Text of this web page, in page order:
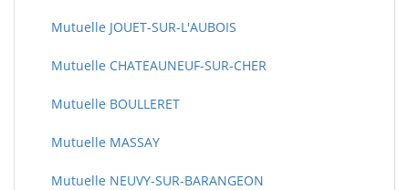
Mutuelle JOUET-SUR-L'AUBOIS
Mutuelle CHATEAUNEUF-SUR-CHER
Mutuelle BOULLERET
Mutuelle MASSAY
Mutuelle NEUVY-SUR-BARANGEON